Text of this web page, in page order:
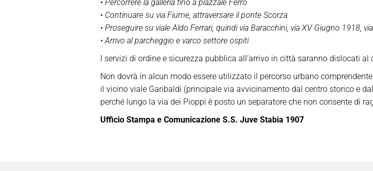
• Percorrere la galleria fino a piazzale Ferro
• Continuare su via Fiume, attraversare il ponte Scorza
• Proseguire su viale Aldo Ferrari, quindi via Baracchini, via XV Giugno 1918,
• Arrivo al parcheggio e varco settore ospiti
I servizi di ordine e sicurezza pubblica all’arrivo in città saranno dislocati
Non dovrà in alcun modo essere utilizzato il percorso urbano
il vicino viale Garibaldi (principale via avvicinamento dal centro storico e
perché lungo la via dei Pioppi è posto un separatore che non consente di
Ufficio Stampa e Comunicazione S.S. Juve Stabia 1907